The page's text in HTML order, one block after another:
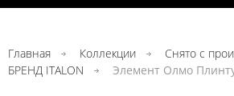
Главная Коллекции
Снято с
БРЕНД ITALON
Элемент Олмо